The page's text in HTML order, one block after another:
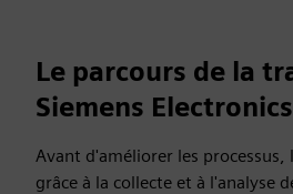
Le parcours de la
Siemens
Avant d'améliorer les
grâce à la collecte et à l'analyse